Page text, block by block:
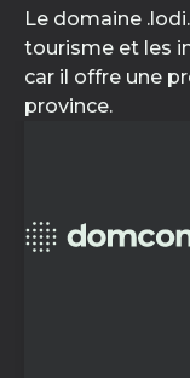
Le domaine
tourisme et les
car il offre une
province.